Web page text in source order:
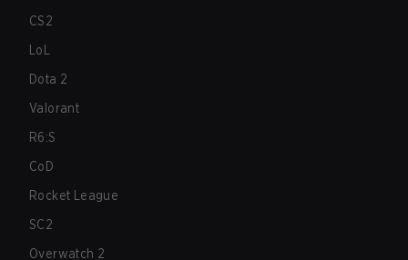
CS2
LoL
Dota 2
Valorant
R6:S
CoD
Rocket League
SC2
Overwatch 2